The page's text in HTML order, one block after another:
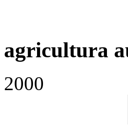
agricultura
2000